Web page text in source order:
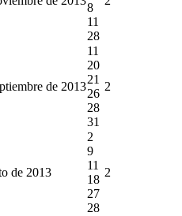
8
11
28
de 2013
11
20
21
26
28
31
2
de 2013
2
9
11
18
27
28
2